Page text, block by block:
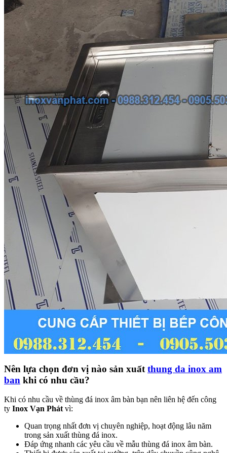
Nên lựa chọn đơn vị nào sản xuất thung da inox am
ban khi có nhu cầu?
Khi có nhu cầu về thùng đá inox âm bàn bạn nên liên hệ đến công
ty Inox Vạn Phát vì:
Quan trọng nhất đơn vị chuyên nghiệp, hoạt động lâu năm
trong sản xuất thùng đá inox.
Đáp ứng nhanh các yêu cầu về mẫu thùng đá inox âm bàn.